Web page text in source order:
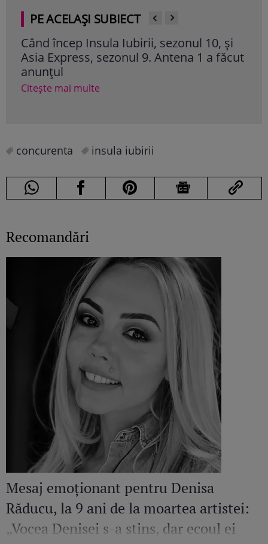
PE ACELAȘI SUBIECT
Când încep Insula Iubirii, sezonul 10, și
Asia Express, sezonul 9. Antena 1 a făcut
anunțul
Citește mai multe
concurenta insula iubirii
Recomandări
Mesaj emoționant pentru Denisa
Răducu, la 9 ani de la moartea artistei:
„Vocea Denisei s-a stins, dar ecoul ei